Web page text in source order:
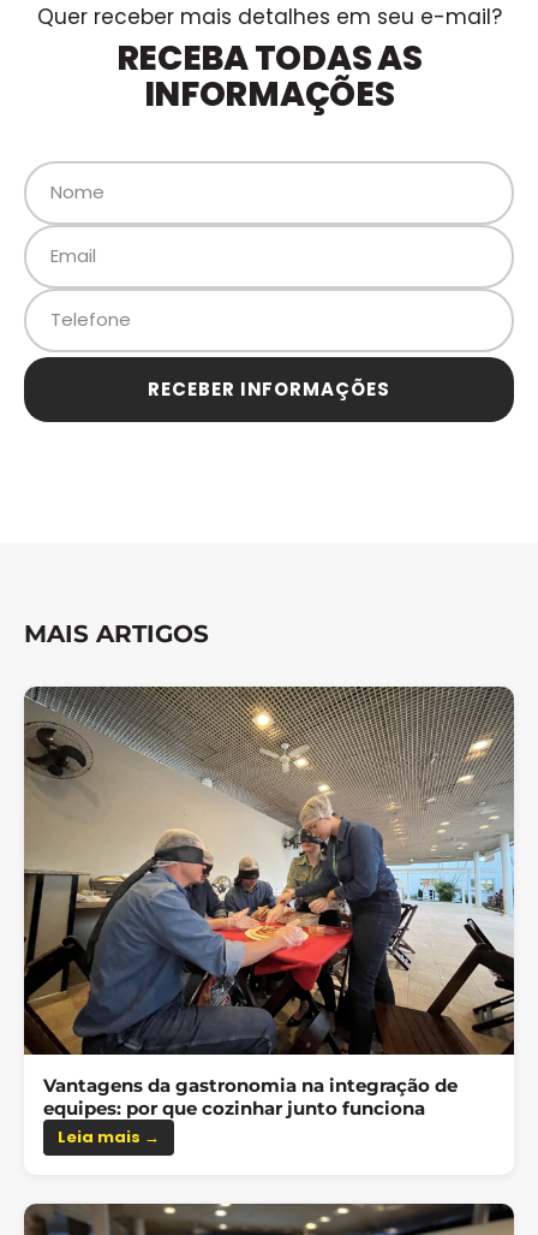
Quer receber mais detalhes em seu e-mail?
RECEBA TODAS AS
INFORMAÇÕES
RECEBER INFORMAÇÕES
MAIS ARTIGOS
Vantagens da gastronomia na integração de
equipes: por que cozinhar junto funciona
Leia mais →